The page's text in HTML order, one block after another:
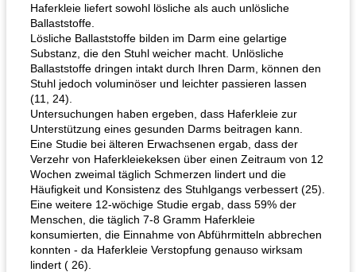
Karamell-Brownie-Kuchen Cilantro-Curry-Hühnersalat
Haferkleie liefert sowohl lösliche als auch unlösliche
Ballaststoffe.
Lösliche Ballaststoffe bilden im Darm eine gelartige
Substanz, die den Stuhl weicher macht. Unlösliche
Ballaststoffe dringen intakt durch Ihren Darm, können den
Stuhl jedoch voluminöser und leichter passieren lassen
(11, 24).
Untersuchungen haben ergeben, dass Haferkleie zur
Unterstützung eines gesunden Darms beitragen kann.
Eine Studie bei älteren Erwachsenen ergab, dass der
Verzehr von Haferkleiekeksen über einen Zeitraum von 12
Wochen zweimal täglich Schmerzen lindert und die
Häufigkeit und Konsistenz des Stuhlgangs verbessert (25).
Eine weitere 12-wöchige Studie ergab, dass 59% der
Menschen, die täglich 7-8 Gramm Haferkleie
konsumierten, die Einnahme von Abführmitteln abbrechen
konnten - da Haferkleie Verstopfung genauso wirksam
lindert ( 26).